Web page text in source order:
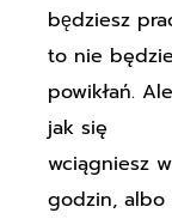
będziesz
to nie
powikłań.
jak się
wciągniesz
godzin, albo